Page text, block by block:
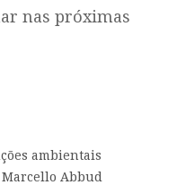
nas próximas
ambientais
Marcello Abbud